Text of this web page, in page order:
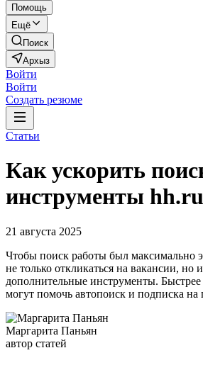
Помощь
Ещё
Поиск
Архыз
Войти
Войти
Создать резюме
Статьи
Как ускорить
инструменты hh.ru
21 августа 2025
Чтобы поиск работы был максимально
не только откликаться на вакансии, но
дополнительные инструменты. Быстрее
могут помочь автопоиск и подписка на
Маргарита Паньян
автор статей